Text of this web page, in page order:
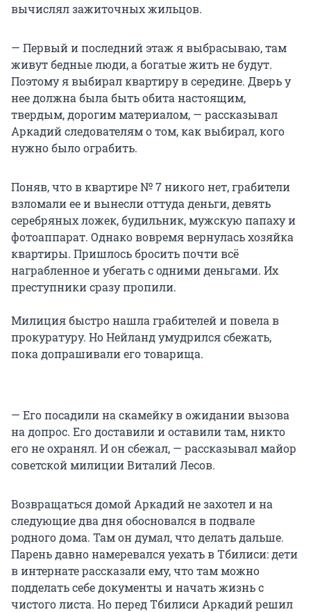
вычислял зажиточных жильцов.
— Первый и последний этаж я выбрасываю, там
живут бедные люди, а богатые жить не будут.
Поэтому я выбирал квартиру в середине. Дверь у
нее должна была быть обита настоящим,
твердым, дорогим материалом, — рассказывал
Аркадий следователям о том, как выбирал, кого
нужно было ограбить.
Поняв, что в квартире № 7 никого нет, грабители
взломали ее и вынесли оттуда деньги, девять
серебряных ложек, будильник, мужскую папаху и
фотоаппарат. Однако вовремя вернулась хозяйка
квартиры. Пришлось бросить почти всё
награбленное и убегать с одними деньгами. Их
преступники сразу пропили.
Милиция быстро нашла грабителей и повела в
прокуратуру. Но Нейланд умудрился сбежать,
пока допрашивали его товарища.
— Его посадили на скамейку в ожидании вызова
на допрос. Его доставили и оставили там, никто
его не охранял. И он сбежал, — рассказывал майор
советской милиции Виталий Лесов.
Возвращаться домой Аркадий не захотел и на
следующие два дня обосновался в подвале
родного дома. Там он думал, что делать дальше.
Парень давно намеревался уехать в Тбилиси: дети
в интернате рассказали ему, что там можно
подделать себе документы и начать жизнь с
чистого листа. Но перед Тбилиси Аркадий решил